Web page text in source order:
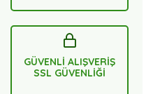
GÜVENLİ ALIŞVERİŞ
SSL GÜVENLİĞİ